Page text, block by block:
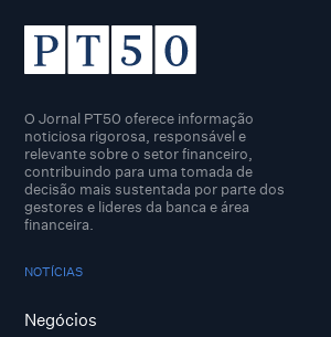
O Jornal PT50 oferece informação
noticiosa rigorosa, responsável e
relevante sobre o setor financeiro,
contribuindo para uma tomada de
decisão mais sustentada por parte dos
gestores e lideres da banca e área
financeira.
NOTÍCIAS
Negócios